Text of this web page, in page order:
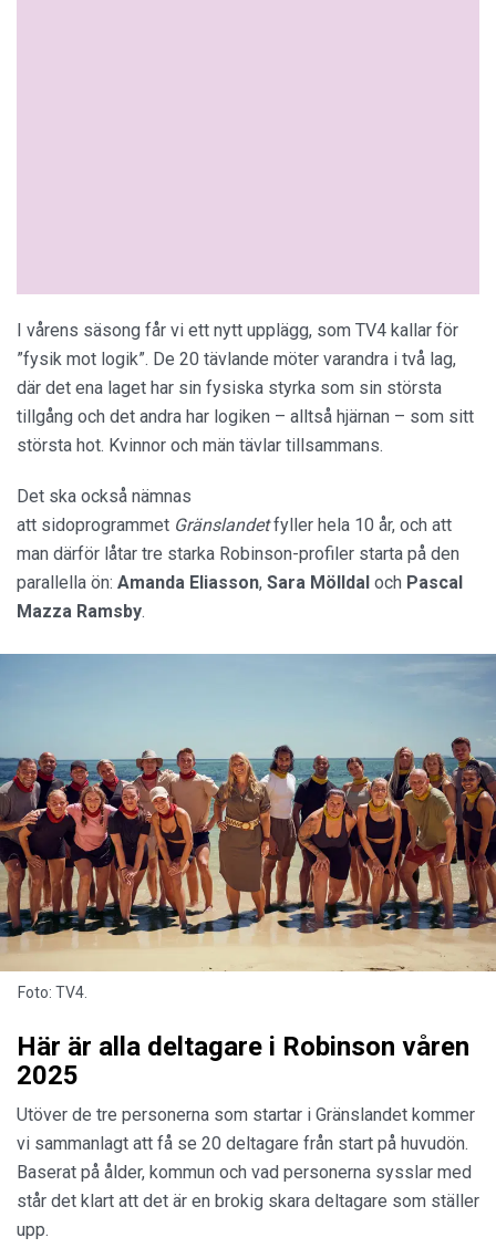
I vårens säsong får vi ett nytt upplägg, som TV4 kallar för
”fysik mot logik”. De 20 tävlande möter varandra i två lag,
där det ena laget har sin fysiska styrka som sin största
tillgång och det andra har logiken – alltså hjärnan – som sitt
största hot. Kvinnor och män tävlar tillsammans.
Det ska också nämnas
att sidoprogrammet Gränslandetfyller hela 10 år, och att
man därför låtar tre starka Robinson-profiler starta på den
parallella ön: Amanda Eliasson, Sara Mölldal och Pascal
Mazza Ramsby.
Foto: TV4.
Här är alla deltagare i Robinson våren
2025
Utöver de tre personerna som startar i Gränslandet kommer
vi sammanlagt att få se 20 deltagare från start på huvudön.
Baserat på ålder, kommun och vad personerna sysslar med
står det klart att det är en brokig skara deltagare som ställer
upp.